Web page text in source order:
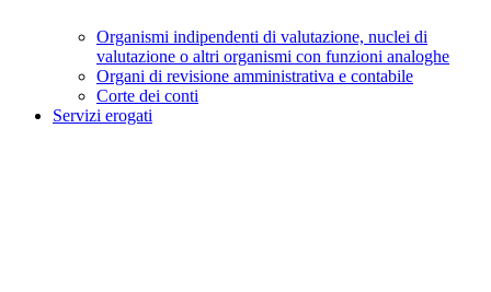
Organismi indipendenti di valutazione, nuclei di
valutazione o altri organismi con funzioni analoghe
Organi di revisione amministrativa e contabile
Corte dei conti
Servizi erogati